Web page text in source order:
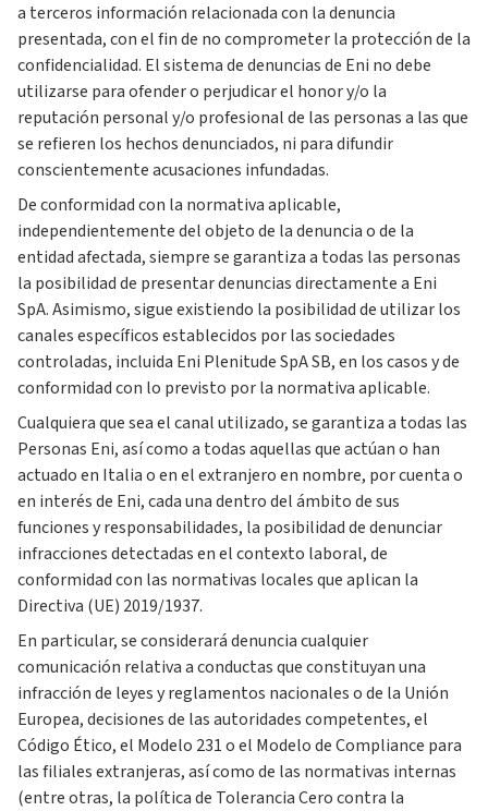
a terceros información relacionada con la denuncia
presentada, con el fin de no comprometer la protección de la
confidencialidad. El sistema de denuncias de Eni no debe
utilizarse para ofender o perjudicar el honor y/o la
reputación personal y/o profesional de las personas a las que
se refieren los hechos denunciados, ni para difundir
conscientemente acusaciones infundadas.
De conformidad con la normativa aplicable,
independientemente del objeto de la denuncia o de la
entidad afectada, siempre se garantiza a todas las personas
la posibilidad de presentar denuncias directamente a Eni
SpA. Asimismo, sigue existiendo la posibilidad de utilizar los
canales específicos establecidos por las sociedades
controladas, incluida Eni Plenitude SpA SB, en los casos y de
conformidad con lo previsto por la normativa aplicable.
Cualquiera que sea el canal utilizado, se garantiza a todas las
Personas Eni, así como a todas aquellas que actúan o han
actuado en Italia o en el extranjero en nombre, por cuenta o
en interés de Eni, cada una dentro del ámbito de sus
funciones y responsabilidades, la posibilidad de denunciar
infracciones detectadas en el contexto laboral, de
conformidad con las normativas locales que aplican la
Directiva (UE) 2019/1937.
En particular, se considerará denuncia cualquier
comunicación relativa a conductas que constituyan una
infracción de leyes y reglamentos nacionales o de la Unión
Europea, decisiones de las autoridades competentes, el
Código Ético, el Modelo 231 o el Modelo de Compliance para
las filiales extranjeras, así como de las normativas internas
(entre otras, la política de Tolerancia Cero contra la